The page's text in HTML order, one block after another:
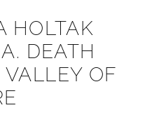
HOLTAK
DEATH
OF